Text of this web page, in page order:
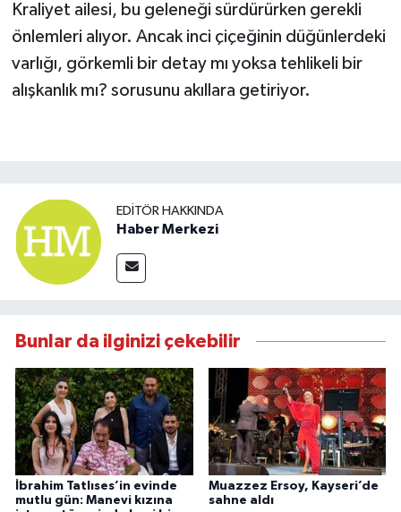
Kraliyet ailesi, bu geleneği sürdürürken gerekli
önlemleri alıyor. Ancak inci çiçeğinin düğünlerdeki
varlığı, görkemli bir detay mı yoksa tehlikeli bir
alışkanlık mı? sorusunu akıllara getiriyor.
EDITÖR HAKKINDA
Haber Merkezi
Bunlar da ilginizi çekebilir
İbrahim Tatlıses’in evinde
mutlu gün: Manevi kızına
Muazzez Ersoy, Kayseri’de
sahne aldı